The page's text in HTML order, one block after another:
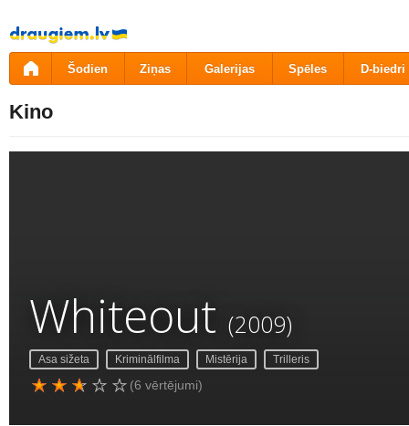
Pāriet
uz
saturu
Šodien Ziņas Galerijas Spēles D-biedri
Kino
Whiteout (2009)
Asa sižeta Kriminālfilma Mistērija Trilleris
(6 vērtējumi)